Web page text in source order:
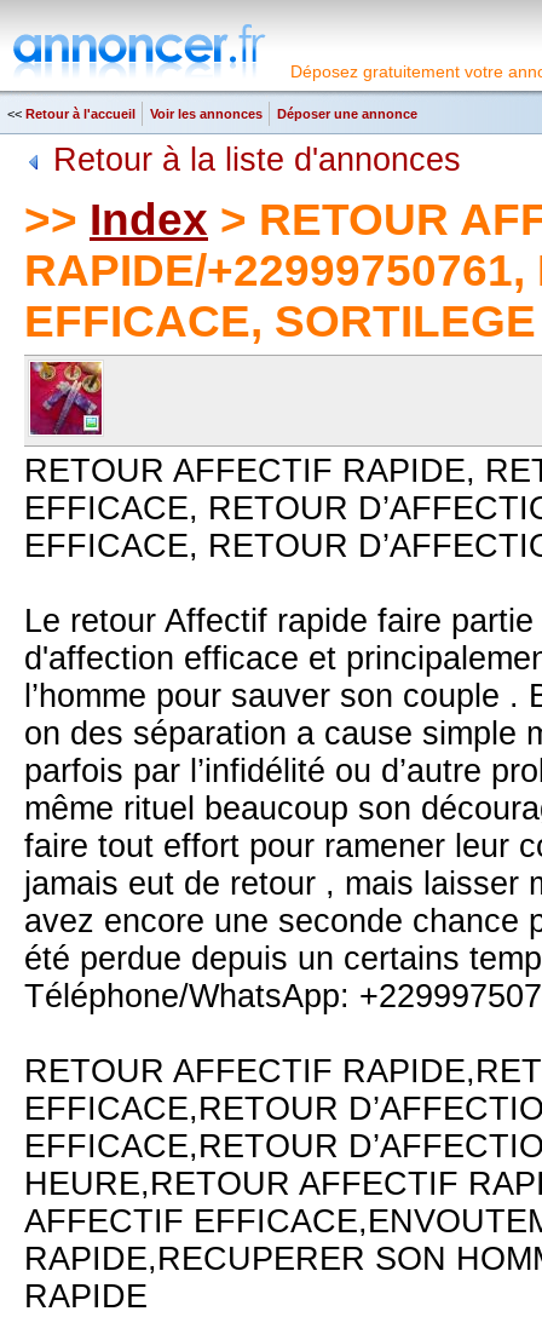
Déposez gratuitement votre
<< Retour à l'accueil Voir les annonces Déposer une annonce
Retour à la liste d'annonces
>> Index > RETOUR
RAPIDE/
EFFICACE,
RETOUR AFFECTIF RAPIDE,
EFFICACE, RETOUR
EFFICACE, RETOUR
Le retour Affectif rapide faire
d'affection efficace et
l’homme pour sauver son couple .
on des séparation a cause simple
parfois par l’infidélité ou d’autre
même rituel beaucoup son
faire tout effort pour ramener leur
jamais eut de retour , mais laisser
avez encore une seconde chance
été perdue depuis un certains
Téléphone/WhatsApp:
RETOUR AFFECTIF
EFFICACE,RETOUR
EFFICACE,RETOUR
HEURE,RETOUR AFFECTIF
AFFECTIF
RAPIDE,RECUPERER SON
RAPIDE